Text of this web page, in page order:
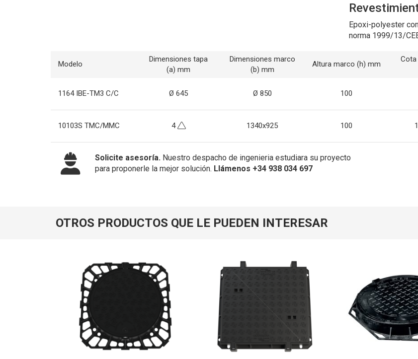
Epoxi-polyester
norma 1999/13/
Modelo
Dimensiones tapa
(a) mm
Dimensiones marco
(b) mm
Altura marco (h) mm
Cota
1164 IBE-TM3 C/C Ø 645 Ø 850 100
10103S TMC/MMC 4 1340x925 100
Solicite asesoría. Nuestro despacho de ingenieria estudiara su proyecto
para proponerle la mejor solución. Llámenos +34 938 034 697
OTROS PRODUCTOS QUE LE PUEDEN INTERESAR